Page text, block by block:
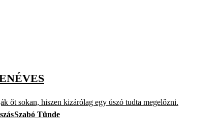
őt sokan, hiszen kizárólag egy úszó tudta megelőzni.
Szabó Tünde